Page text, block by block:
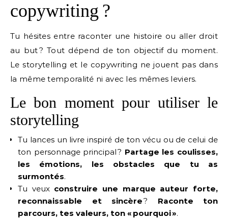
copywriting ?
Tu hésites entre raconter une histoire ou aller droit
au but ? Tout dépend de ton objectif du moment.
Le storytelling et le copywriting ne jouent pas dans
la même temporalité ni avec les mêmes leviers.
Le bon moment pour utiliser le
storytelling
Tu lances un livre inspiré de ton vécu ou de celui de
ton personnage principal ? Partage les coulisses,
les émotions, les obstacles que tu as
surmontés.
Tu veuxconstruire une marque auteur forte,
reconnaissable et sincère? Raconte ton
parcours, tes valeurs, ton « pourquoi ».